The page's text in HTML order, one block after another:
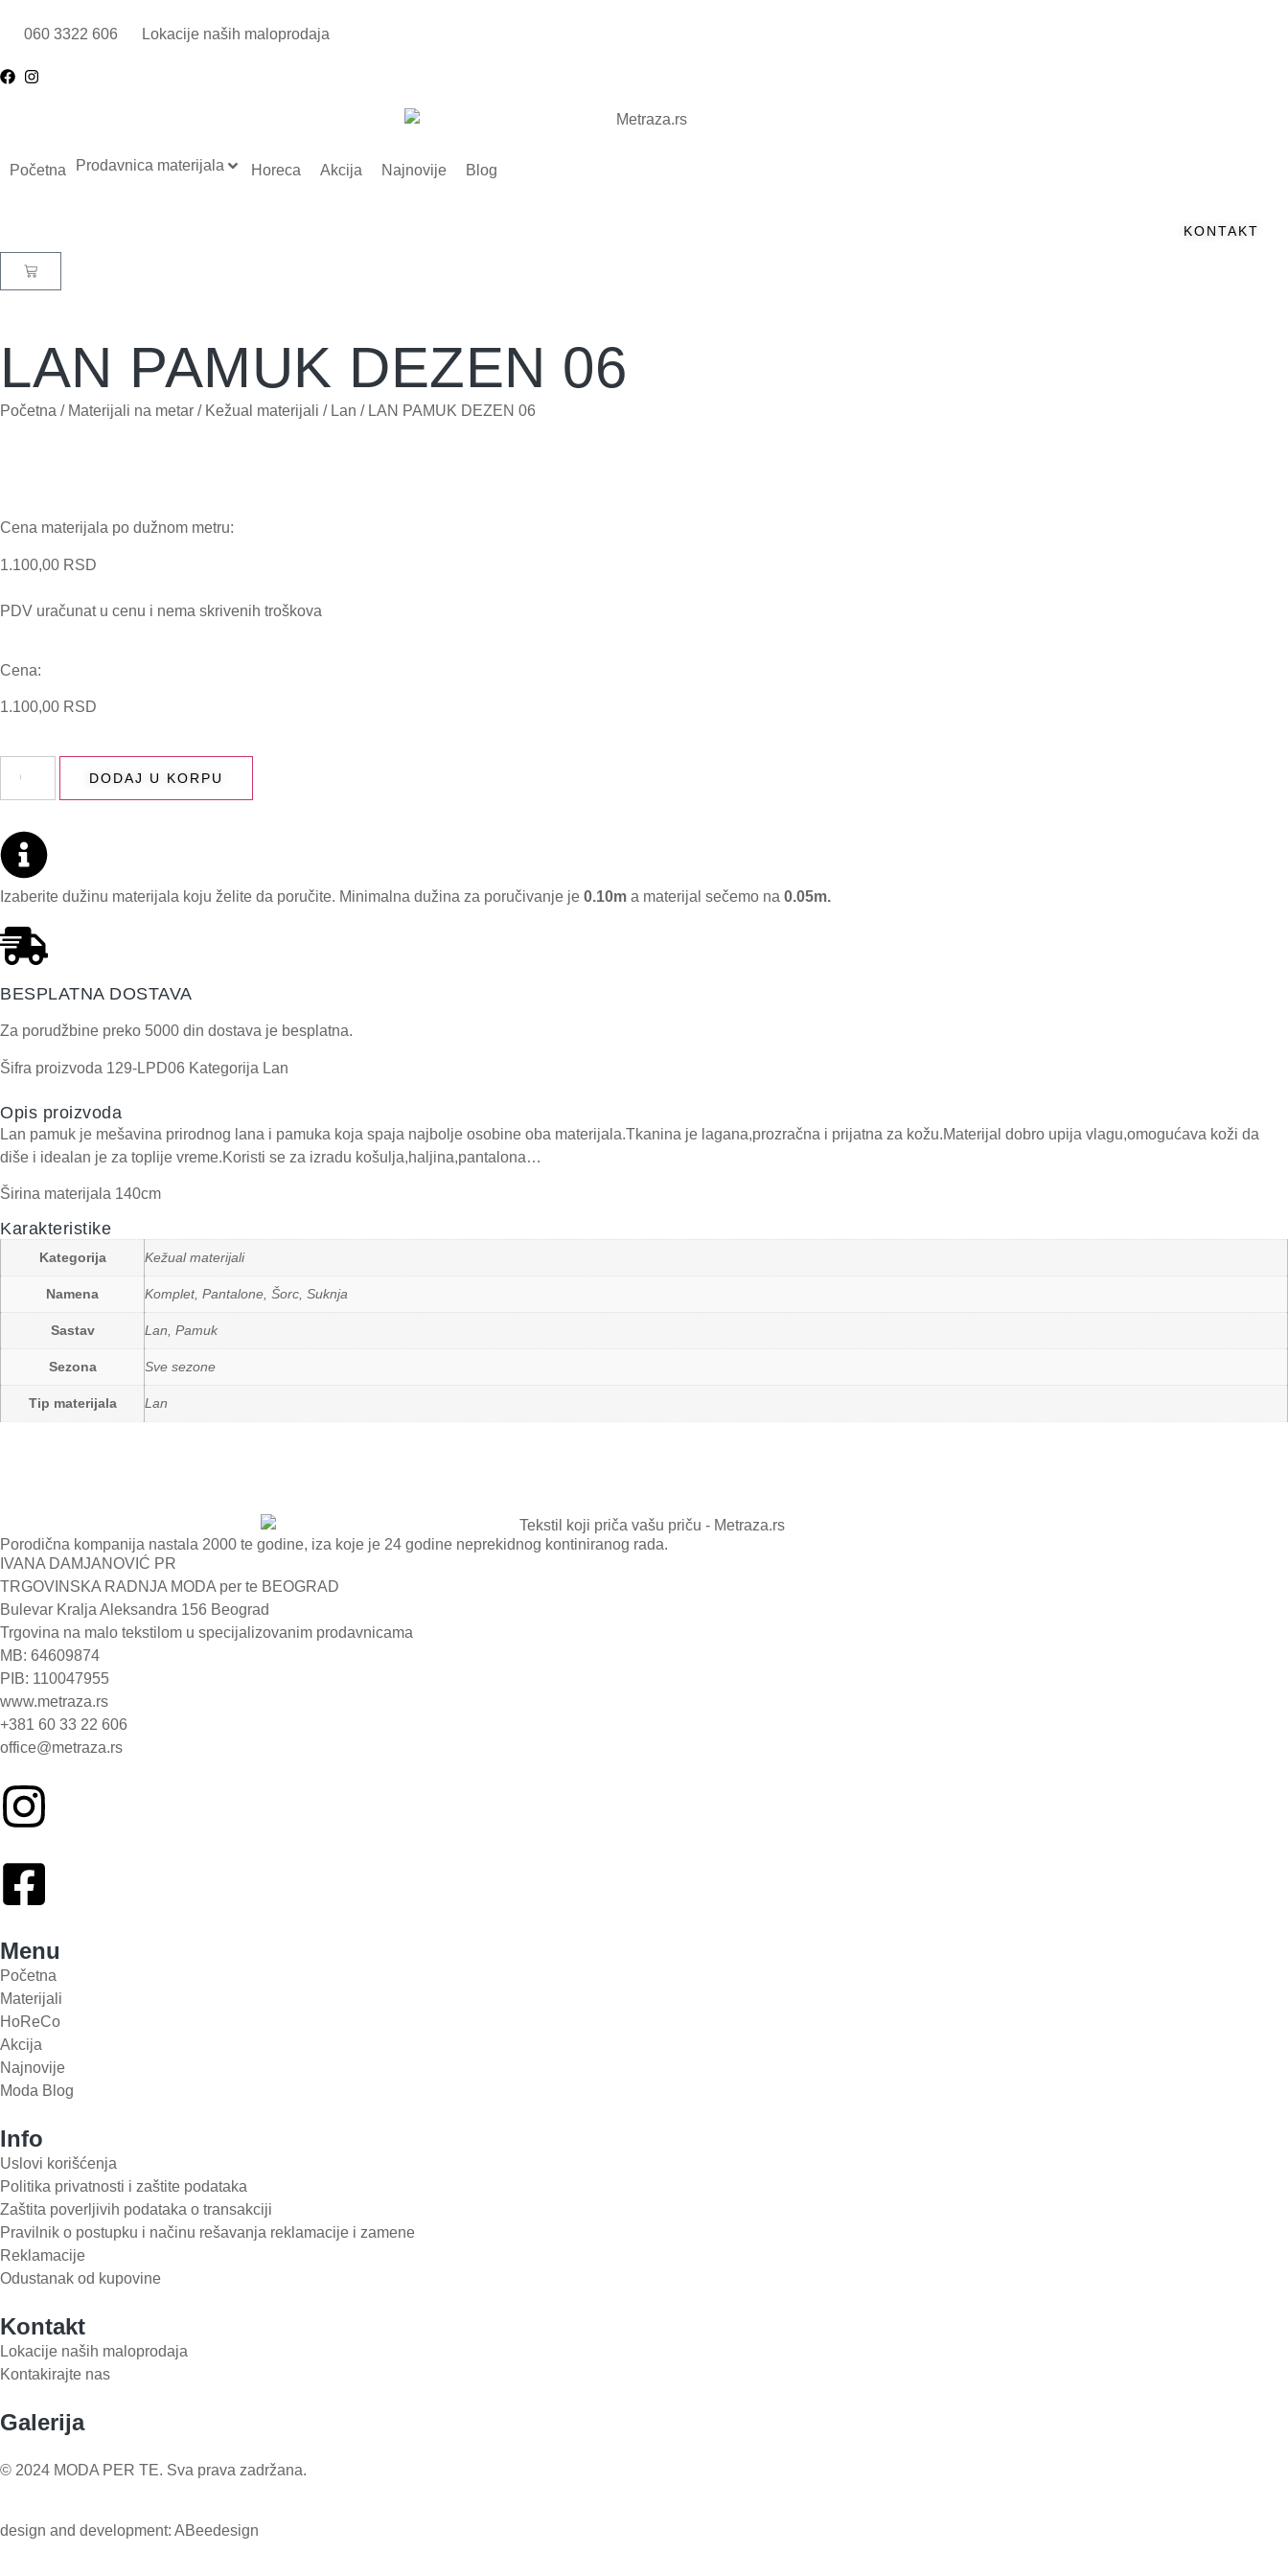
060 3322 606 Lokacije naših maloprodaja
Početna Prodavnica materijala Horeca Akcija Najnovije Blog
KONTAKT
LAN PAMUK DEZEN 06
Početna / Materijali na metar / Kežual materijali / Lan / LAN PAMUK DEZEN 06
Cena materijala po dužnom metru:
1.100,00 RSD
PDV uračunat u cenu i nema skrivenih troškova
Cena:
1.100,00 RSD
DODAJ U KORPU
Izaberite dužinu materijala koju želite da poručite. Minimalna dužina za poručivanje je 0.10m a materijal sečemo na 0.05m.
BESPLATNA DOSTAVA
Za porudžbine preko 5000 din dostava je besplatna.
Šifra proizvoda 129-LPD06 Kategorija Lan
Opis proizvoda
Lan pamuk je mešavina prirodnog lana i pamuka koja spaja najbolje osobine oba materijala.Tkanina je lagana,prozračna i prijatna za kožu.Materijal dobro upija vlagu,omogućava koži da
diše i idealan je za toplije vreme.Koristi se za izradu košulja,haljina,pantalona…
Širina materijala 140cm
Karakteristike
Kategorija Kežual materijali
Namena Komplet, Pantalone, Šorc, Suknja
Sastav Lan, Pamuk
Sezona Sve sezone
Tip materijala Lan
Porodična kompanija nastala 2000 te godine, iza koje je 24 godine neprekidnog kontiniranog rada.
IVANA DAMJANOVIĆ PR
TRGOVINSKA RADNJA MODA per te BEOGRAD
Bulevar Kralja Aleksandra 156 Beograd
Trgovina na malo tekstilom u specijalizovanim prodavnicama
MB: 64609874
PIB: 110047955
www.metraza.rs
+381 60 33 22 606
office@metraza.rs
Menu
Početna
Materijali
HoReCo
Akcija
Najnovije
Moda Blog
Info
Uslovi korišćenja
Politika privatnosti i zaštite podataka
Zaštita poverljivih podataka o transakciji
Pravilnik o postupku i načinu rešavanja reklamacije i zamene
Reklamacije
Odustanak od kupovine
Kontakt
Lokacije naših maloprodaja
Kontakirajte nas
Galerija
© 2024 MODA PER TE. Sva prava zadržana.
design and development: ABeedesign